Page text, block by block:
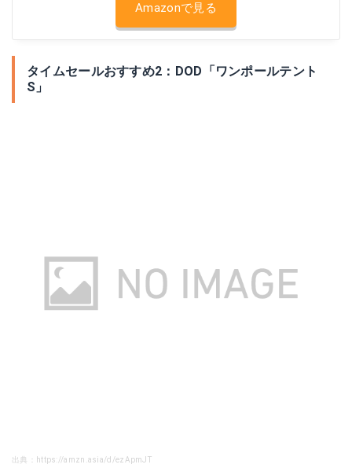
Amazonで見る
タイムセールおすすめ2：DOD「ワンポールテント
S」
出典：https://amzn.asia/d/ezApmJT